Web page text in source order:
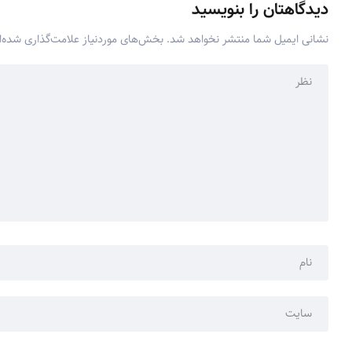
دیدگاهتان را بنویسید
نشانی ایمیل شما منتشر نخواهد شد. بخش‌های موردنیاز علامت‌گذاری